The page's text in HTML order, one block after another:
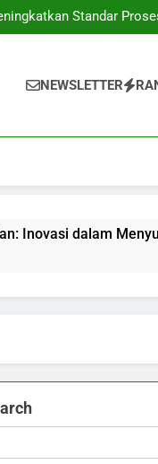
Standar
Ujian yang Jelas
Standar
Ujian yang Jelas
NEWSLETTER
dalam Menyusun